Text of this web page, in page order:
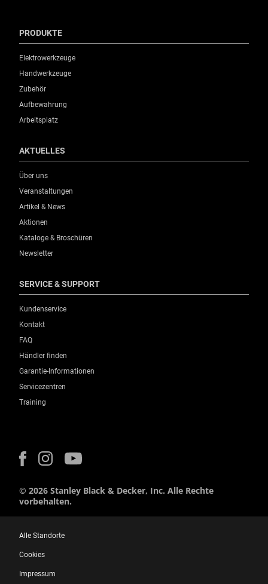
PRODUKTE
Elektrowerkzeuge
Handwerkzeuge
Zubehör
Aufbewahrung
Arbeitsplatz
AKTUELLES
Über uns
Veranstaltungen
Artikel & News
Aktionen
Kataloge & Broschüren
Newsletter
SERVICE & SUPPORT
Kundenservice
Kontakt
FAQ
Händler finden
Garantie-Informationen
Servicezentren
Training
© 2026 Stanley Black & Decker, Inc. Alle Rechte
vorbehalten.
Alle Standorte
Cookies
Impressum